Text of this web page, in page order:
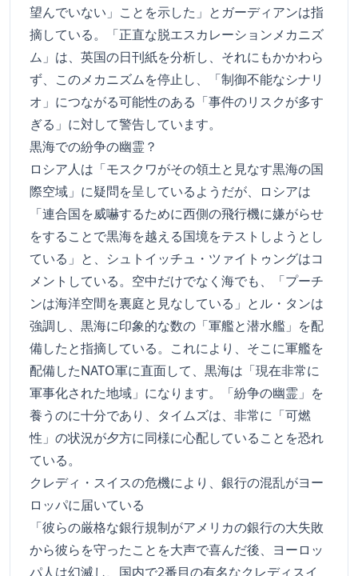
望んでいない」ことを示した」とガーディアンは指
摘している。「正直な脱エスカレーションメカニズ
ム」は、英国の日刊紙を分析し、それにもかかわら
ず、このメカニズムを停止し、「制御不能なシナリ
オ」につながる可能性のある「事件のリスクが多す
ぎる」に対して警告しています。
黒海での紛争の幽霊？
ロシア人は「モスクワがその領土と見なす黒海の国
際空域」に疑問を呈しているようだが、ロシアは
「連合国を威嚇するために西側の飛行機に嫌がらせ
をすることで黒海を越える国境をテストしようとし
ている」と、シュトイッチュ・ツァイトゥングはコ
メントしている。空中だけでなく海でも、「プーチ
ンは海洋空間を裏庭と見なしている」とル・タンは
強調し、黒海に印象的な数の「軍艦と潜水艦」を配
備したと指摘している。これにより、そこに軍艦を
配備したNATO軍に直面して、黒海は「現在非常に
軍事化された地域」になります。「紛争の幽霊」を
養うのに十分であり、タイムズは、非常に「可燃
性」の状況が夕方に同様に心配していることを恐れ
ている。
クレディ・スイスの危機により、銀行の混乱がヨー
ロッパに届いている
「彼らの厳格な銀行規制がアメリカの銀行の大失敗
から彼らを守ったことを大声で喜んだ後、ヨーロッ
パ人は幻滅し、国内で2番目の有名なクレディスイ